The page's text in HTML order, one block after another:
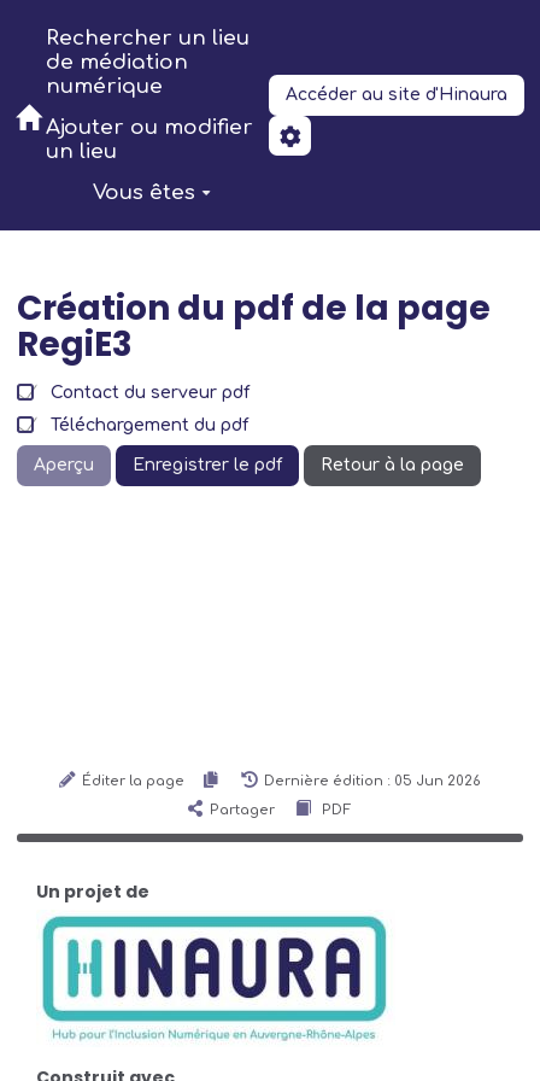
Aller au contenu principal
Rechercher un lieu
de médiation
numérique
Ajouter ou modifier
un lieu
Vous êtes
Accéder au site d'Hinaura
Création du pdf de la page
RegiE3
Contact du serveur pdf
Téléchargement du pdf
Aperçu Enregistrer le pdf Retour à la page
Éditer la page
Dernière édition : 05 Jun 2026
Partager
PDF
Un projet de